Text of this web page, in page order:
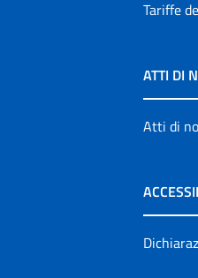
Tariffe
ATTI DI
Atti di